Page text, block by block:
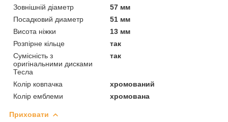
Зовнішній діаметр
57 мм
Посадковий диаметр
51 мм
Висота ніжки
13 мм
Розпірне кільце
так
Сумісність з
оригінальними дисками
Тесла
так
Колір ковпачка
хромований
Колір емблеми
хромована
Приховати